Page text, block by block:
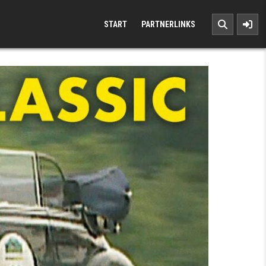
START PARTNERLINKS